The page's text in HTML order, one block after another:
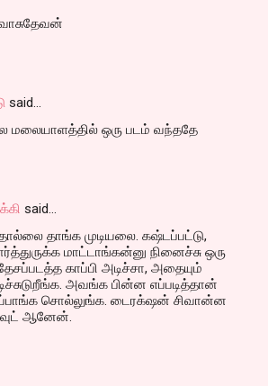
said…
மலையாளத்தில் ஒரு படம் வந்ததே
said…
தாங்க முடியலை. கஷ்டப்பட்டு,
மாட்டாங்கன்னு நினைச்சு ஒரு
காப்பி அடிச்சா, அதையும்
அவங்க பின்ன எப்படித்தான்
சொல்லுங்க. டைரக்‌ஷன் சிவான்ன
ஆனேன்.